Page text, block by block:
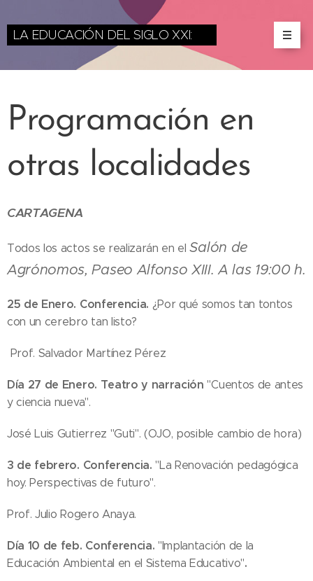
LA EDUCACIÓN DEL SIGLO XXI:
miradas desde las
Ciencias y las Artes
Programación en
otras localidades
CARTAGENA
Todos los actos se realizarán en elSalón de
Agrónomos, Paseo Alfonso XIII. A las 19:00 h.
25 de Enero. Conferencia. ¿Por qué somos tan tontos
con un cerebro tan listo?
Prof. Salvador Martínez Pérez
Día 27 de Enero. Teatro y narración "Cuentos de antes
y ciencia nueva".
José Luis Gutierrez "Guti". (OJO, posible cambio de hora)
3 de febrero. Conferencia."La Renovación pedagógica
hoy. Perspectivas de futuro".
Prof. Julio Rogero Anaya.
Día 10 de feb. Conferencia."Implantación de la
Educación Ambiental en el Sistema Educativo".